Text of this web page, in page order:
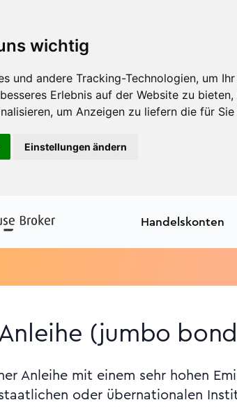
wichtig
und andere Tracking-Technologien, um
Erlebnis auf der Website zu bieten,
, um Anzeigen zu liefern die für
Einstellungen ändern
Handelskonten
(jumbo
Anleihe mit einem sehr hohen
oder übernationalen